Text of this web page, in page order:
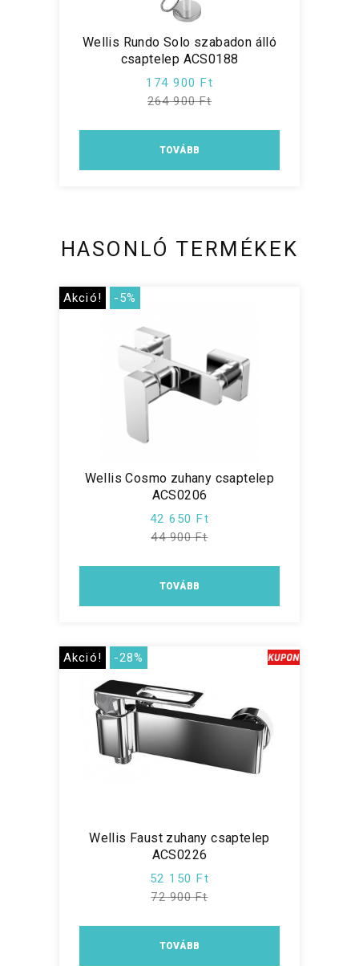
Wellis Rundo Solo szabadon álló
csaptelep ACS0188
174 900 Ft
264 900 Ft
TOVÁBB
HASONLÓ TERMÉKEK
Akció! -5%
Wellis Cosmo zuhany csaptelep
ACS0206
42 650 Ft
44 900 Ft
TOVÁBB
Akció! -28%
Wellis Faust zuhany csaptelep
ACS0226
52 150 Ft
72 900 Ft
TOVÁBB